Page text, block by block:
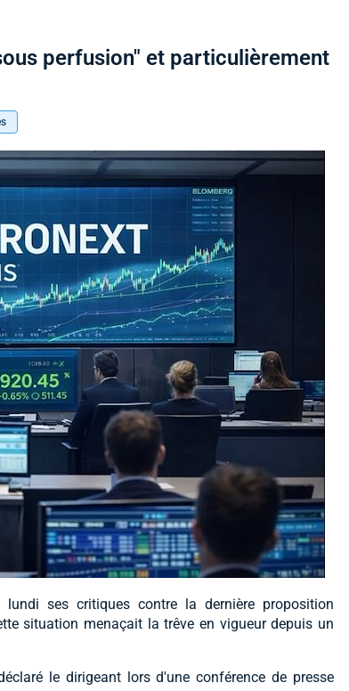
perfusion" et particulièrement
ses critiques contre la dernière proposition
situation menaçait la trêve en vigueur depuis un
le dirigeant lors d'une conférence de presse